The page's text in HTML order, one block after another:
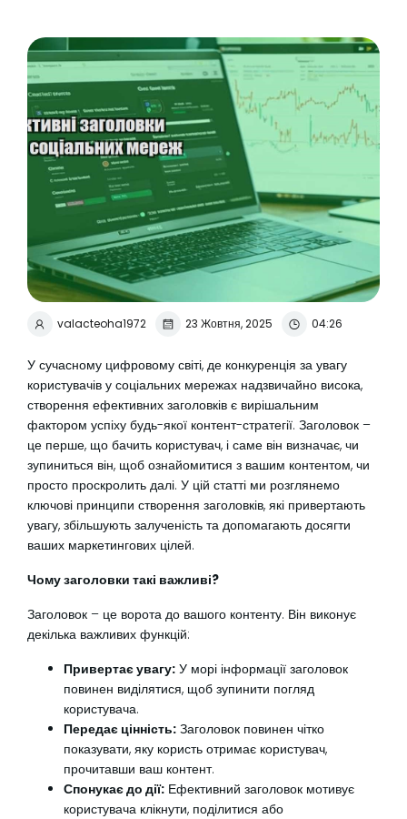
valacteoha1972 23 Жовтня, 2025 04:26
У сучасному цифровому світі, де конкуренція за увагу
користувачів у соціальних мережах надзвичайно висока,
створення ефективних заголовків є вирішальним
фактором успіху будь-якої контент-стратегії. Заголовок –
це перше, що бачить користувач, і саме він визначає, чи
зупиниться він, щоб ознайомитися з вашим контентом, чи
просто проскролить далі. У цій статті ми розглянемо
ключові принципи створення заголовків, які привертають
увагу, збільшують залученість та допомагають досягти
ваших маркетингових цілей.
Чому заголовки такі важливі?
Заголовок – це ворота до вашого контенту. Він виконує
декілька важливих функцій:
Привертає увагу: У морі інформації заголовок
повинен виділятися, щоб зупинити погляд
користувача.
Передає цінність: Заголовок повинен чітко
показувати, яку користь отримає користувач,
прочитавши ваш контент.
Спонукає до дії: Ефективний заголовок мотивує
користувача клікнути, поділитися або